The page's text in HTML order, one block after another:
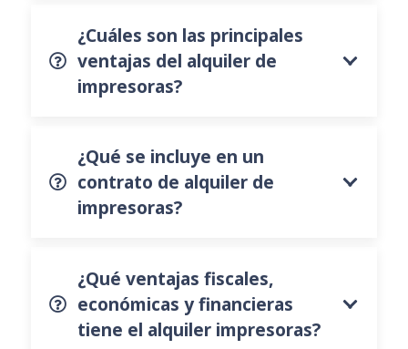
¿Cuáles son las principales
ventajas del alquiler de
impresoras?
¿Qué se incluye en un
contrato de alquiler de
impresoras?
¿Qué ventajas fiscales,
económicas y financieras
tiene el alquiler impresoras?